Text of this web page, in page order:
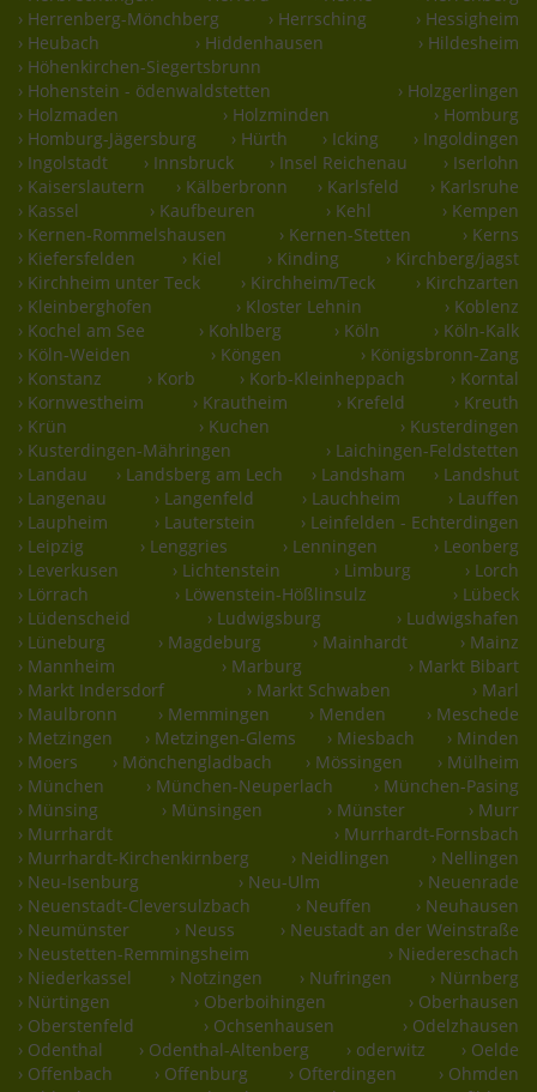
› Herrenberg-Mönchberg
› Herrsching
› Hessigheim
› Heubach
› Hiddenhausen
› Hildesheim
› Höhenkirchen-Siegertsbrunn
› Hohenstein - ödenwaldstetten
› Holzgerlingen
› Holzmaden
› Holzminden
› Homburg
› Homburg-Jägersburg
› Hürth › Icking
› Ingoldingen
› Ingolstadt
› Innsbruck › Insel Reichenau
› Iserlohn
› Kaiserslautern
› Kälberbronn › Karlsfeld
› Karlsruhe
› Kassel
› Kaufbeuren › Kehl
› Kempen
› Kernen-Rommelshausen
› Kernen-Stetten
› Kerns
› Kiefersfelden
› Kiel › Kinding
› Kirchberg/jagst
› Kirchheim unter Teck
› Kirchheim/Teck
› Kirchzarten
› Kleinberghofen
› Kloster Lehnin
› Koblenz
› Kochel am See
› Kohlberg › Köln
› Köln-Kalk
› Köln-Weiden
› Köngen
› Königsbronn-Zang
› Konstanz
› Korb › Korb-Kleinheppach
› Korntal
› Kornwestheim
› Krautheim › Krefeld
› Kreuth
› Krün
› Kuchen
› Kusterdingen
› Kusterdingen-Mähringen
› Laichingen-Feldstetten
› Landau
› Landsberg am Lech › Landsham
› Landshut
› Langenau
› Langenfeld › Lauchheim
› Lauffen
› Laupheim
› Lauterstein
› Leinfelden - Echterdingen
› Leipzig
› Lenggries › Lenningen
› Leonberg
› Leverkusen
› Lichtenstein › Limburg
› Lorch
› Lörrach
› Löwenstein-Hößlinsulz
› Lübeck
› Lüdenscheid
› Ludwigsburg
› Ludwigshafen
› Lüneburg
› Magdeburg › Mainhardt
› Mainz
› Mannheim
› Marburg
› Markt Bibart
› Markt Indersdorf
› Markt Schwaben
› Marl
› Maulbronn
› Memmingen › Menden
› Meschede
› Metzingen
› Metzingen-Glems › Miesbach
› Minden
› Moers
› Mönchengladbach › Mössingen
› Mülheim
› München
› München-Neuperlach
› München-Pasing
› Münsing
› Münsingen › Münster
› Murr
› Murrhardt
› Murrhardt-Fornsbach
› Murrhardt-Kirchenkirnberg
› Neidlingen
› Nellingen
› Neu-Isenburg
› Neu-Ulm
› Neuenrade
› Neuenstadt-Cleversulzbach
› Neuffen
› Neuhausen
› Neumünster
› Neuss
› Neustadt an der Weinstraße
› Neustetten-Remmingsheim
› Niedereschach
› Niederkassel
› Notzingen › Nufringen
› Nürnberg
› Nürtingen
› Oberboihingen
› Oberhausen
› Oberstenfeld
› Ochsenhausen
› Odelzhausen
› Odenthal
› Odenthal-Altenberg › oderwitz
› Oelde
› Offenbach
› Offenburg › Ofterdingen
› Ohmden